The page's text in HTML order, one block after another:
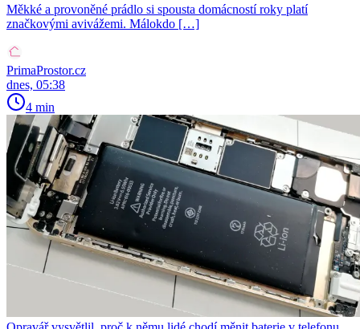
Měkké a provoněné prádlo si spousta domácností roky platí
značkovými avivážemi. Málokdo […]
PrimaProstor.cz
dnes, 05:38
4 min